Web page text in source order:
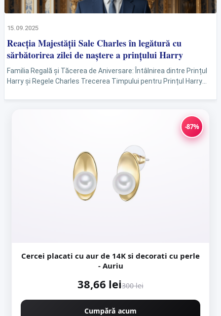
15.09.2025
Reacția Majestății Sale Charles în legătură cu
sărbătorirea zilei de naștere a prințului Harry
Familia Regală și Tăcerea de Aniversare: Întâlnirea dintre Prințul
Harry și Regele Charles Trecerea Timpului pentru Prințul Harry
-87%
Cercei placati cu aur de 14K si decorati cu perle
- Auriu
38,66 lei300 lei
Cumpără acum